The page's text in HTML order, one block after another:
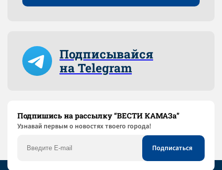
Подписывайся
на Telegram
Подпишись на рассылку “ВЕСТИ КАМАЗа”
Узнaвай первым о новостях твоего города!